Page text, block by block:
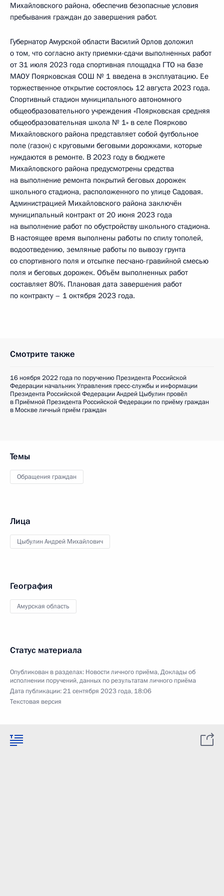
Михайловского района, обеспечив безопасные условия
пребывания граждан до завершения работ.
Губернатор Амурской области Василий Орлов доложил
о том, что согласно акту приемки-сдачи выполненных работ
от 31 июля 2023 года спортивная площадка ГТО на базе
МАОУ Поярковская СОШ № 1 введена в эксплуатацию. Ее
торжественное открытие состоялось 12 августа 2023 года.
Спортивный стадион муниципального автономного
общеобразовательного учреждения «Поярковская средняя
общеобразовательная школа № 1» в селе Поярково
Михайловского района представляет собой футбольное
поле (газон) с круговыми беговыми дорожками, которые
нуждаются в ремонте. В 2023 году в бюджете
Михайловского района предусмотрены средства
на выполнение ремонта покрытий беговых дорожек
школьного стадиона, расположенного по улице Садовая.
Администрацией Михайловского района заключён
муниципальный контракт от 20 июня 2023 года
на выполнение работ по обустройству школьного стадиона.
В настоящее время выполнены работы по спилу тополей,
водоотведению, земляные работы по вывозу грунта
со спортивного поля и отсыпке песчано-гравийной смесью
поля и беговых дорожек. Объём выполненных работ
составляет 80%. Плановая дата завершения работ
по контракту – 1 октября 2023 года.
Смотрите также
16 ноября 2022 года по поручению Президента Российской
Федерации начальник Управления пресс-службы и информации
Президента Российской Федерации Андрей Цыбулин провёл
в Приёмной Президента Российской Федерации по приёму граждан
в Москве личный приём граждан
Темы
Обращения граждан
Лица
Цыбулин Андрей Михайлович
География
Амурская область
Статус материала
Опубликован в разделах: Новости личного приёма,Доклады об
исполнении поручений, данных по результатам личного приёма
Дата публикации:21 сентября 2023 года, 18:06
Текстовая версия